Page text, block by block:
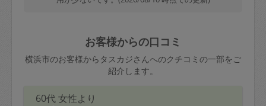
お客様からの口コミ
横浜市のお客様からタスカジさんへのクチコミの一部をご
紹介します。
60代 女性より